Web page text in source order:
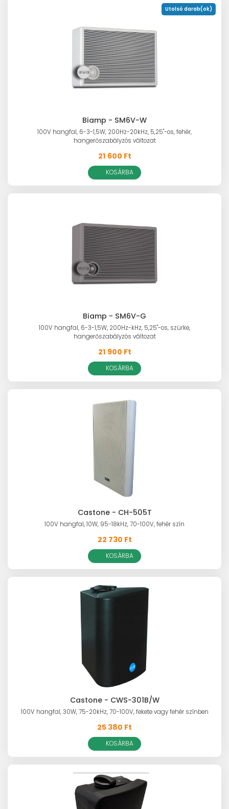
Utolsó darab(ok)
Biamp - SM6V-W
100V hangfal, 6-3-1,5W, 200Hz-20kHz, 5,25"-os, fehér,
hangerőszabályzós változat
21 600 Ft
KOSÁRBA
Biamp - SM6V-G
100V hangfal, 6-3-1,5W, 200Hz-kHz, 5,25"-os, szürke,
hangerőszabályzós változat
21 900 Ft
KOSÁRBA
Castone - CH-505T
100V hangfal, 10W, 95-18kHz, 70-100V, fehér szín
22 730 Ft
KOSÁRBA
Castone - CWS-301B/W
100V hangfal, 30W, 75-20kHz, 70-100V, fekete vagy fehér színben
25 380 Ft
KOSÁRBA